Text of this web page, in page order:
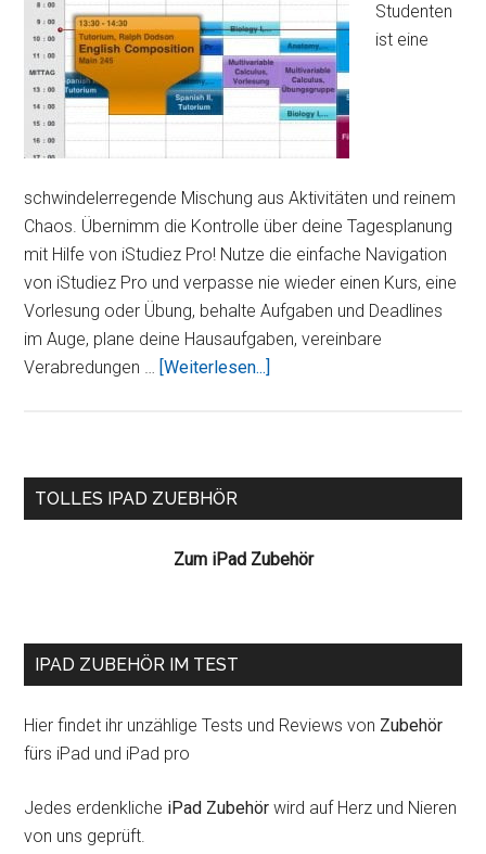
Studenten
ist eine
schwindelerregende Mischung aus Aktivitäten und reinem
Chaos. Übernimm die Kontrolle über deine Tagesplanung
mit Hilfe von iStudiez Pro! Nutze die einfache Navigation
von iStudiez Pro und verpasse nie wieder einen Kurs, eine
Vorlesung oder Übung, behalte Aufgaben und Deadlines
im Auge, plane deine Hausaufgaben, vereinbare
Verabredungen … [Weiterlesen...]
Seitenspalte
TOLLES IPAD ZUEBHÖR
Zum iPad Zubehör
IPAD ZUBEHÖR IM TEST
Hier findet ihr unzählige Tests und Reviews von Zubehör
fürs iPad und iPad pro
Jedes erdenkliche iPad Zubehör wird auf Herz und Nieren
von uns geprüft.